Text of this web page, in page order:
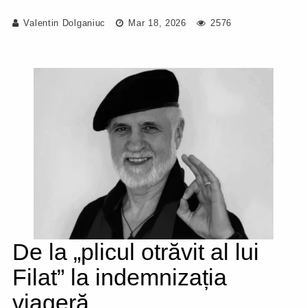
Valentin Dolganiuc Mar 18, 2026 2576
De la „plicul otrăvit al lui
Filat” la indemnizația
viageră